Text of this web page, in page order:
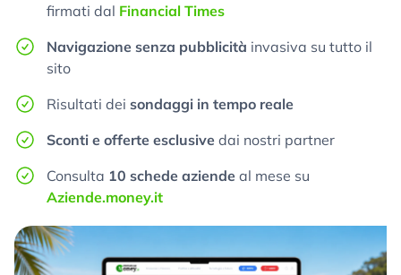
firmati dal Financial Times
Navigazione senza pubblicità invasiva su tutto il
sito
Risultati dei sondaggi in tempo reale
Sconti e offerte esclusive dai nostri partner
Consulta 10 schede aziende al mese su
Aziende.money.it